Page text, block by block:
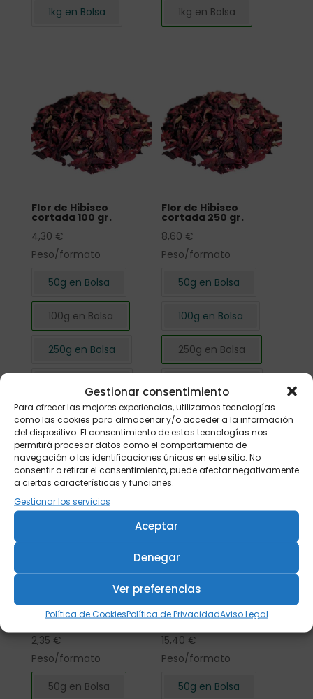
Gestionar consentimiento
Para ofrecer las mejores experiencias, utilizamos tecnologías
como las cookies para almacenar y/o acceder a la información
del dispositivo. El consentimiento de estas tecnologías nos
permitirá procesar datos como el comportamiento de
navegación o las identificaciones únicas en este sitio. No
consentir o retirar el consentimiento, puede afectar negativamente
a ciertas características y funciones.
Gestionar los servicios
Aceptar
Denegar
Ver preferencias
Política de CookiesPolítica de PrivacidadAviso Legal
1kg en Bolsa 1kg en Bolsa
Flor de Hibisco
cortada 100 gr.
4,30 €
Peso/formato
50g en Bolsa
100g en Bolsa
250g en Bolsa
1kg en Bolsa
Flor de Hibisco
cortada 250 gr.
8,60 €
Peso/formato
50g en Bolsa
100g en Bolsa
250g en Bolsa
1kg en Bolsa
Flor de Hibisco
cortada 50 gr.
2,35 €
Peso/formato
50g en Bolsa
Flor de Hibisco
cortada 500 gr.
15,40 €
Peso/formato
50g en Bolsa